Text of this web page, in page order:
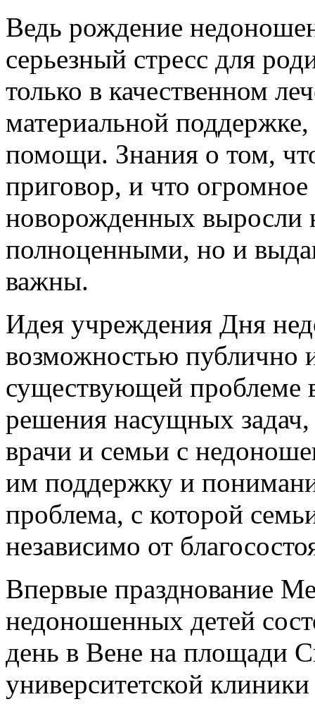
Ведь рождение
серьезный стресс для
только в качественном
материальной
помощи. Знания о том,
приговор, и что
новорожденных выросли
полноценными, но и
важны.
Идея учреждения Дня
возможностью публично
существующей проблеме
решения насущных
врачи и семьи с
им поддержку и
проблема, с которой
независимо от
Впервые празднование
недоношенных детей
день в Вене на площади
университетской